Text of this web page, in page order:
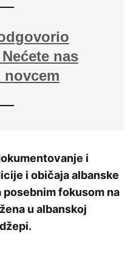
nas
i
i običaja albanske
posebnim fokusom na
u albanskoj